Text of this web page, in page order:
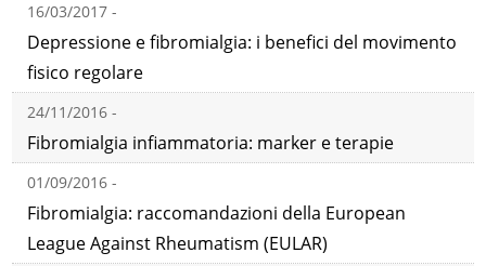
16/03/2017 -
Depressione e fibromialgia: i benefici del movimento
fisico regolare
24/11/2016 -
Fibromialgia infiammatoria: marker e terapie
01/09/2016 -
Fibromialgia: raccomandazioni della European
League Against Rheumatism (EULAR)